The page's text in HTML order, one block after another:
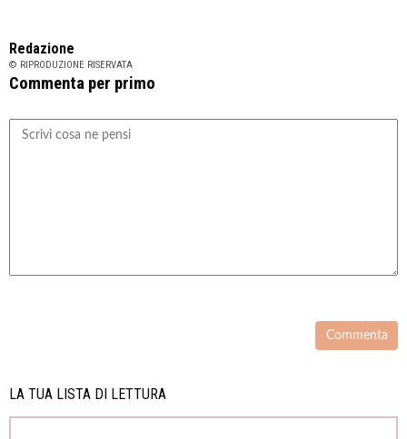
Redazione
© RIPRODUZIONE RISERVATA
Commenta per primo
LA TUA LISTA DI LETTURA